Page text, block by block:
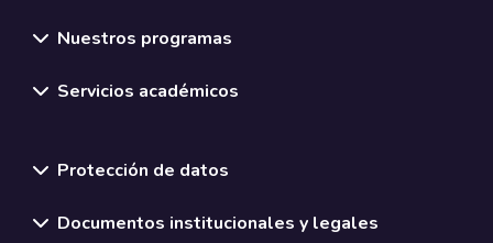
Nuestros programas
Servicios académicos
Protección de datos
Documentos institucionales y legales